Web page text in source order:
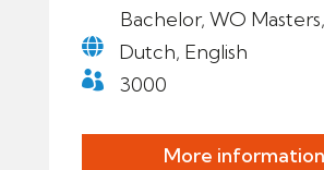
Bachelor, WO
 Dutch, English
 3000
More information